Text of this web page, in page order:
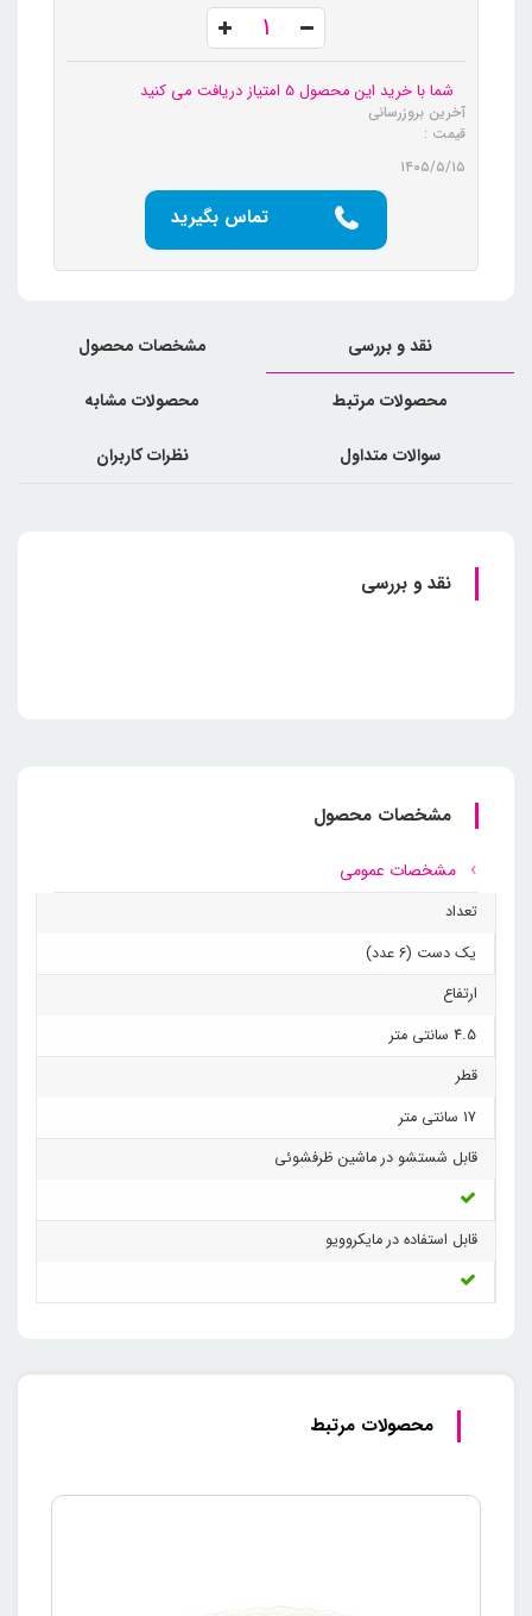
شما با خرید این محصول 5 امتیاز دریافت می کنید
آخرین بروزرسانی
قیمت :
۱۴۰۵/۵/۱۵
تماس بگیرید
نقد و بررسی مشخصات محصول
محصولات مرتبط محصولات مشابه
سوالات متداول نظرات کاربران
نقد و بررسی
مشخصات محصول
مشخصات عمومی
تعداد
یک دست (6 عدد)
ارتفاع
4.5 سانتی متر
قطر
17 سانتی متر
قابل شستشو در ماشین ظرفشوئی
قابل استفاده در مایکروویو
محصولات مرتبط